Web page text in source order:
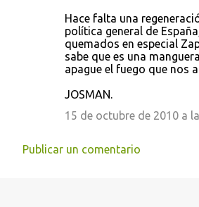
Hace falta una
política general de
quemados en especial
sabe que es una
apague el fuego que nos
JOSMAN.
15 de octubre de 2010 a
Publicar un comentario